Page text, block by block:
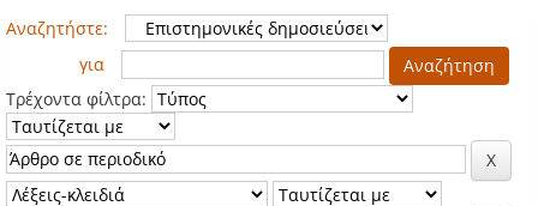
Αναζητήστε:
για
Τρέχοντα φίλτρα: